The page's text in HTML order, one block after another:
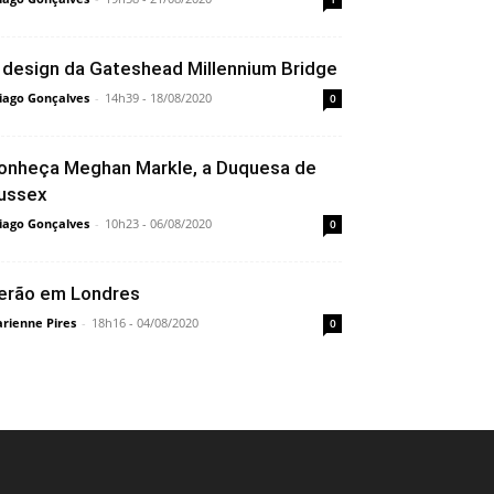
design da Gateshead Millennium Bridge
Gonçalves - 14h39 - 18/08/2020 0
Meghan Markle, a Duquesa de
Gonçalves - 10h23 - 06/08/2020 0
em Londres
Pires - 18h16 - 04/08/2020 0